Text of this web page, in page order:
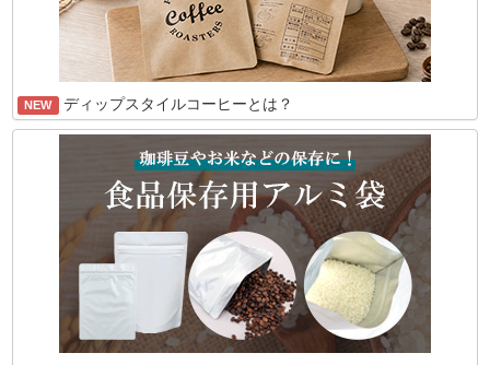
NEW ディップスタイルコーヒーとは？